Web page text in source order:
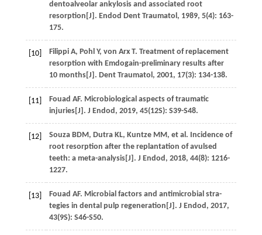
dentoalveolar ankylosis and associated root
resorption[J]. Endod Dent Traumatol, 1989, 5(4): 163-
175.
[10] Filippi A, Pohl Y, von Arx T. Treatment of replacement
resorption with Emdogain-preliminary results after
10 months[J]. Dent Traumatol, 2001, 17(3): 134-138.
[11] Fouad AF. Microbiological aspects of traumatic
injuries[J]. J Endod, 2019, 45(12S): S39-S48.
[12] Souza BDM, Dutra KL, Kuntze MM, et al. Incidence of
root resorption after the replantation of avulsed
teeth: a meta-analysis[J]. J Endod, 2018, 44(8): 1216-
1227.
[13] Fouad AF. Microbial factors and antimicrobial stra-
tegies in dental pulp regeneration[J]. J Endod, 2017,
43(9S): S46-S50.